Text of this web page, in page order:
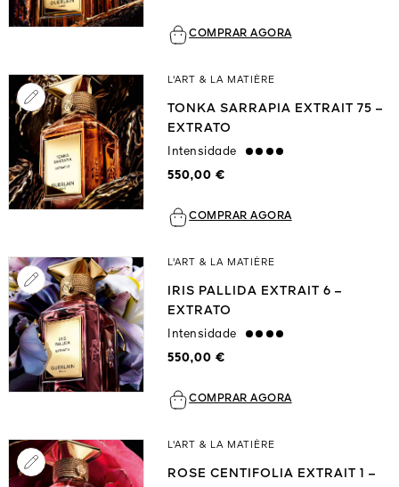
COMPRAR AGORA
L'ART & LA MATIÈRE
TONKA SARRAPIA EXTRAIT 75 –
EXTRATO
Intensidade strong
550,00 €
COMPRAR AGORA
L'ART & LA MATIÈRE
IRIS PALLIDA EXTRAIT 6 –
EXTRATO
Intensidade strong
550,00 €
COMPRAR AGORA
L'ART & LA MATIÈRE
ROSE CENTIFOLIA EXTRAIT 1 –